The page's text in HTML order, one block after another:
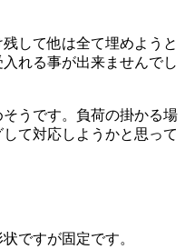
して他は全て埋めようと
れる事が出来ませんでし
うです。負荷の掛かる場
て対応しようかと思って
ですが固定です。